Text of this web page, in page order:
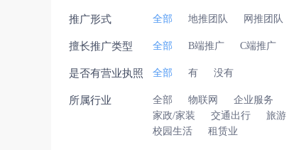
推广形式 全部 地推团队 网推团队
擅长推广类型 全部 B端推广 C端推广
是否有营业执照 全部 有 没有
所属行业 全部 物联网 企业服务
家政/家装
交通出行 旅游
校园生活
租赁业